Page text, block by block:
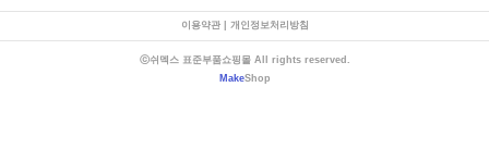
이용약관| 개인정보처리방침
ⓒ쉬멕스 표준부품쇼핑몰 All rights reserved.
MakeShop